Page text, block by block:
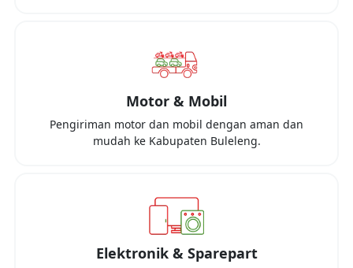
Motor & Mobil
Pengiriman motor dan mobil dengan aman dan
mudah ke Kabupaten Buleleng.
Elektronik & Sparepart